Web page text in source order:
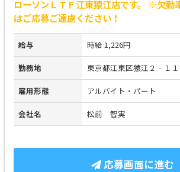
ローソンＬＴＦ江東猿江店です。 ※欠勤
はご応募ご遠慮ください！
給与 時給 1,226円
勤務地 東京都江東区猿江２‐１
雇用形態 アルバイト・パート
会社名 松前 智実
応募画面に進む